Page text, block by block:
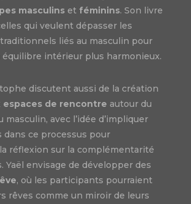
masculinset féminins. Son livre
qui veulent dépasser les
liés au masculin pour
équilibre intérieur plus harmonieux.
discutent aussi de la création
espaces de rencontre autour du
avec l’idée d’impliquer
dans ce processus pour
réflexion sur la complémentarité
Yaël envisage de développer des
, où les participants pourraient
rêves comme un miroir de leurs